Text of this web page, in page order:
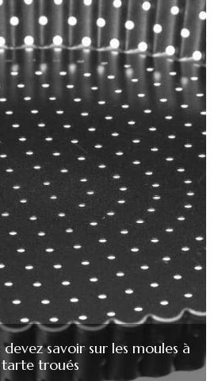
savoir sur les moules à
tarte troués